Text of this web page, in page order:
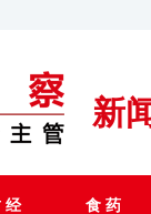
新
经 食 药